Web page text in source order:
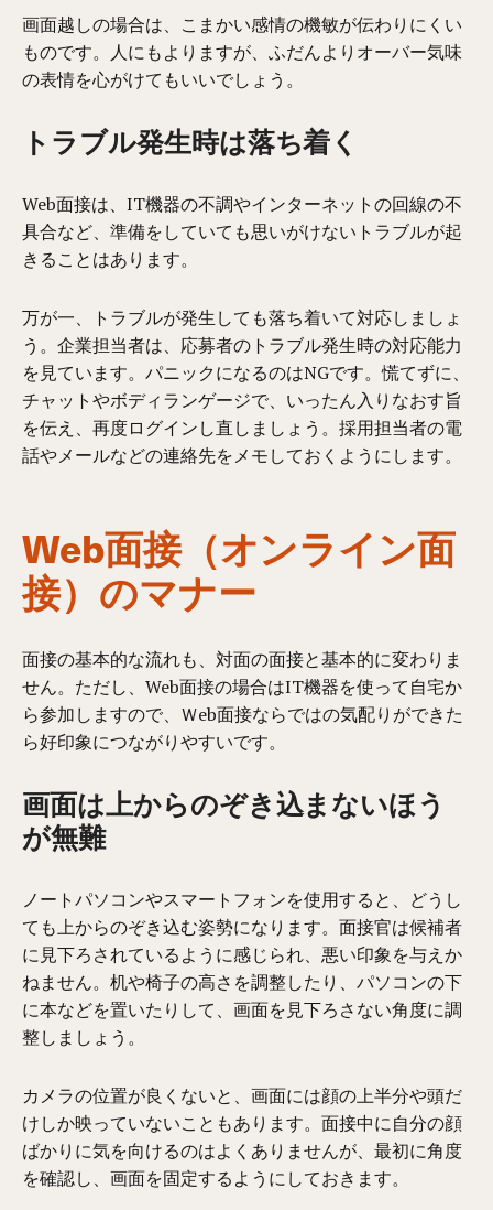
画面越しの場合は、こまかい感情の機敏が伝わりにくい
ものです。人にもよりますが、ふだんよりオーバー気味
の表情を心がけてもいいでしょう。
トラブル発生時は落ち着く
Web面接は、IT機器の不調やインターネットの回線の不
具合など、準備をしていても思いがけないトラブルが起
きることはあります。
万が一、トラブルが発生しても落ち着いて対応しましょ
う。企業担当者は、応募者のトラブル発生時の対応能力
を見ています。パニックになるのはNGです。慌てずに、
チャットやボディランゲージで、いったん入りなおす旨
を伝え、再度ログインし直しましょう。採用担当者の電
話やメールなどの連絡先をメモしておくようにします。
Web面接（オンライン面
接）のマナー
面接の基本的な流れも、対面の面接と基本的に変わりま
せん。ただし、Web面接の場合はIT機器を使って自宅か
ら参加し ますので、 Ｗeb面接ならではの気配りができた
ら好印象につながりやすいです。
画面は上からのぞき込まないほう
が無難
ノートパソコンやスマートフォンを使用すると、どうし
ても上からのぞき込む姿勢になります。面接官は候補者
に見下ろされているように感じられ、悪い印象を与えか
ねません。机や椅子の高さを調整したり、パソコンの下
に本などを置いたりして、画面を見下ろさない角度に調
整しましょう。
カメラの位置が良くないと、画面には顔の上半分や頭だ
けしか映っていないこともあります。面接中に自分の顔
ばかりに気を向けるのはよくありませんが、最初に角度
を確認し、画面を固定するようにしておきます。